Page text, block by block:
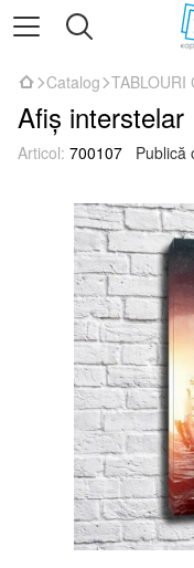
Catalog TABLOURI
Afiș interstelar
Articol: 700107 Publică